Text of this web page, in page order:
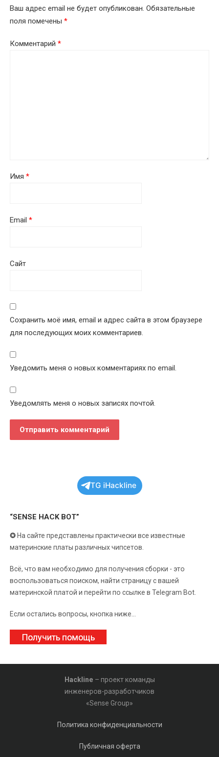
Ваш адрес email не будет опубликован. Обязательные
поля помечены *
Комментарий *
Имя *
Email *
Сайт
Сохранить моё имя, email и адрес сайта в этом браузере
для последующих моих комментариев.
Уведомить меня о новых комментариях по email.
Уведомлять меня о новых записях почтой.
TG iHackline
“SENSE HACK BOT”
✪ На сайте представлены практически все известные
материнские платы различных чипсетов.
Всё, что вам необходимо для получения сборки - это
воспользоваться поиском, найти страницу с вашей
материнской платой и перейти по ссылке в Telegram Bot.
Если остались вопросы, кнопка ниже...
Получить помощь
Hackline – проект команды
инженеров-разработчиков
«Sense Group»
Политика конфиденциальности
Публичная оферта